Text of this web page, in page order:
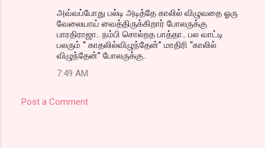
அவ்வப்போது பல்டி அடித்தே காலில் விழுவதை ஓரு
வேலையாய் வைத்திருக்கிறார் போலருக்கு
பாரதிராஜா.. நம்பி சொல்றத பாத்தா.. பல வாட்டி
பலரும் “ காதலில்விழுந்தேன்” மாதிரி “காலில்
விழுந்தேன்” போலருக்கு..
7:49 AM
Post a Comment